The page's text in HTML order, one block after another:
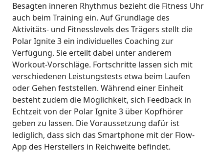
Besagten inneren Rhythmus bezieht die Fitness Uhr
auch beim Training ein. Auf Grundlage des
Aktivitäts- und Fitnesslevels des Trägers stellt die
Polar Ignite 3 ein individuelles Coaching zur
Verfügung. Sie erteilt dabei unter anderem
Workout-Vorschläge. Fortschritte lassen sich mit
verschiedenen Leistungstests etwa beim Laufen
oder Gehen feststellen. Während einer Einheit
besteht zudem die Möglichkeit, sich Feedback in
Echtzeit von der Polar Ignite 3 über Kopfhörer
geben zu lassen. Die Voraussetzung dafür ist
lediglich, dass sich das Smartphone mit der Flow-
App des Herstellers in Reichweite befindet.